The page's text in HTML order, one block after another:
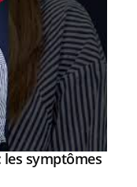
les symptômes